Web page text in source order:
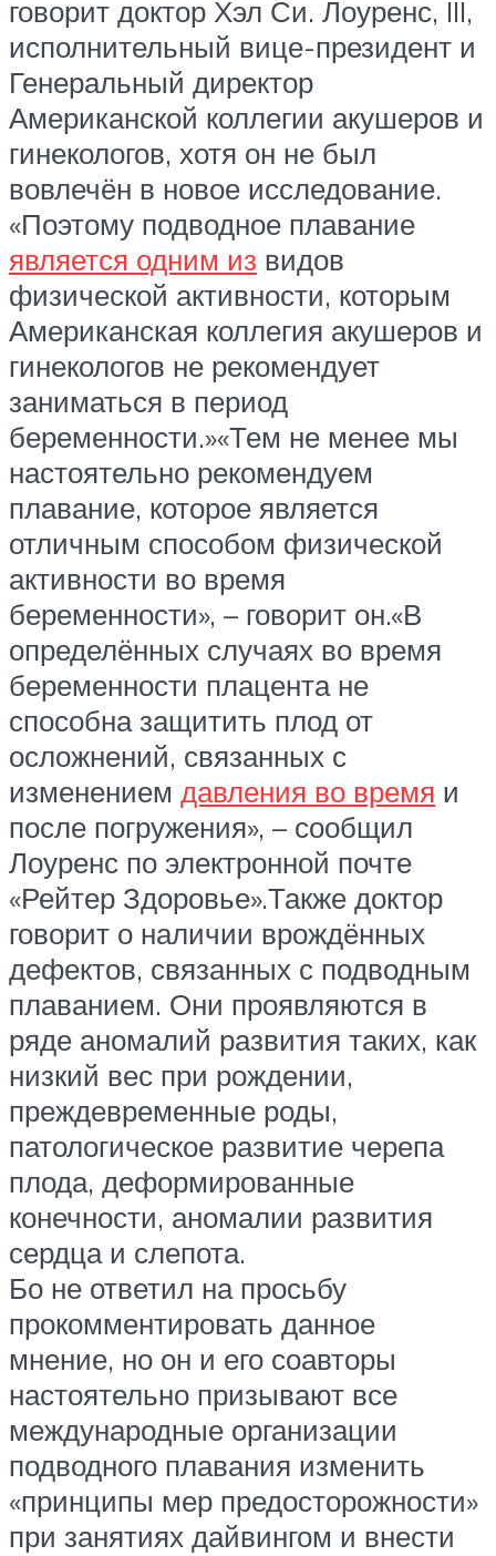
говорит доктор Хэл Си. Лоуренс, III,
исполнительный вице-президент и
Генеральный директор
Американской коллегии акушеров и
гинекологов, хотя он не был
вовлечён в новое исследование.
«Поэтому подводное плавание
является одним из видов
физической активности, которым
Американская коллегия акушеров и
гинекологов не рекомендует
заниматься в период
беременности.»«Тем не менее мы
настоятельно рекомендуем
плавание, которое является
отличным способом физической
активности во время
беременности», – говорит он.«В
определённых случаях во время
беременности плацента не
способна защитить плод от
осложнений, связанных с
изменением давления во время и
после погружения», – сообщил
Лоуренс по электронной почте
«Рейтер Здоровье».Также доктор
говорит о наличии врождённых
дефектов, связанных с подводным
плаванием. Они проявляются в
ряде аномалий развития таких, как
низкий вес при рождении,
преждевременные роды,
патологическое развитие черепа
плода, деформированные
конечности, аномалии развития
сердца и слепота.
Бо не ответил на просьбу
прокомментировать данное
мнение, но он и его соавторы
настоятельно призывают все
международные организации
подводного плавания изменить
«принципы мер предосторожности»
при занятиях дайвингом и внести